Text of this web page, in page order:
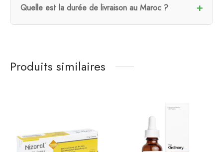
Quelle est la durée de livraison au Maroc ?
Produits similaires